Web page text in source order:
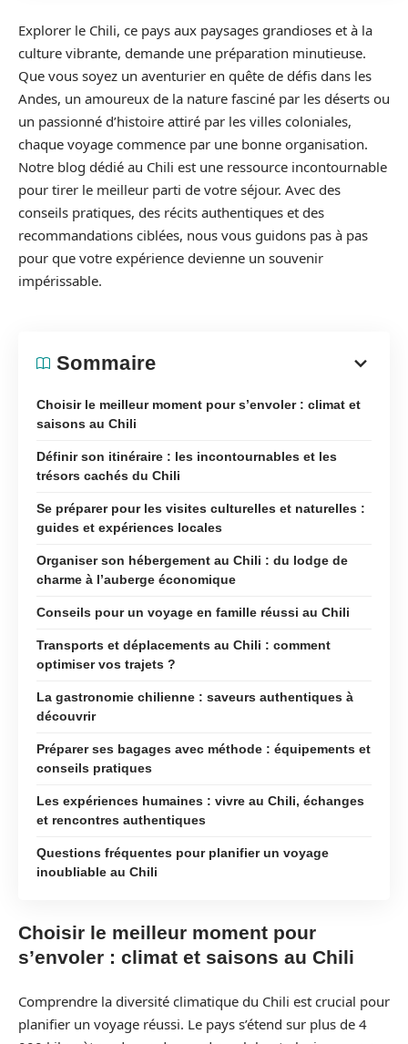
Explorer le Chili, ce pays aux paysages grandioses et à la
culture vibrante, demande une préparation minutieuse.
Que vous soyez un aventurier en quête de défis dans les
Andes, un amoureux de la nature fasciné par les déserts ou
un passionné d’histoire attiré par les villes coloniales,
chaque voyage commence par une bonne organisation.
Notre blog dédié au Chili est une ressource incontournable
pour tirer le meilleur parti de votre séjour. Avec des
conseils pratiques, des récits authentiques et des
recommandations ciblées, nous vous guidons pas à pas
pour que votre expérience devienne un souvenir
impérissable.
Sommaire
Choisir le meilleur moment pour s’envoler : climat et
saisons au Chili
Définir son itinéraire : les incontournables et les
trésors cachés du Chili
Se préparer pour les visites culturelles et naturelles :
guides et expériences locales
Organiser son hébergement au Chili : du lodge de
charme à l’auberge économique
Conseils pour un voyage en famille réussi au Chili
Transports et déplacements au Chili : comment
optimiser vos trajets ?
La gastronomie chilienne : saveurs authentiques à
découvrir
Préparer ses bagages avec méthode : équipements et
conseils pratiques
Les expériences humaines : vivre au Chili, échanges
et rencontres authentiques
Questions fréquentes pour planifier un voyage
inoubliable au Chili
Choisir le meilleur moment pour
s’envoler : climat et saisons au Chili
Comprendre la diversité climatique du Chili est crucial pour
planifier un voyage réussi. Le pays s’étend sur plus de 4